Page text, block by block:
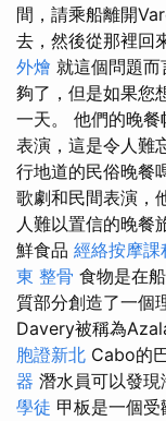
間，請乘船離開
去，然後從那裡回
外燴 就這個問題
夠了，但是如果您
一天。 他們的晚
表演，這是令人難
行地道的民俗晚餐
歌劇和民間表演，
人難以置信的晚餐
鮮食品 經絡按摩課
東 整骨 食物是在
質部分創造了一個
Davery被稱為
胞證新北 Cabo的
器 潛水員可以發現
學徒 甲板是一個